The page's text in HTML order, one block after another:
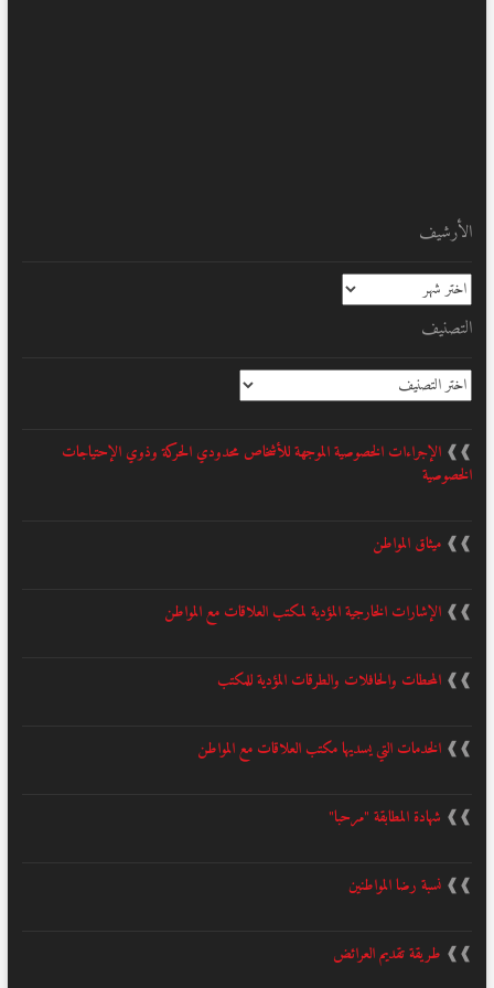
الأرشيف
الأرشيف
التصنيف
التصنيف
❱❱ الإجراءات الخصوصية الموجهة للأشخاص محدودي الحركة وذوي الإحتياجات
الخصوصية
❱❱ ميثاق المواطن
❱❱ الإشارات الخارجية المؤدية لمكتب العلاقات مع المواطن
❱❱ المحطات والحافلات والطرقات المؤدية للمكتب
❱❱ الخدمات التي يسديها مكتب العلاقات مع المواطن
❱❱ شهادة المطابقة "مرحبا"
❱❱ نسبة رضا المواطنين
❱❱ طريقة تقديم العرائض